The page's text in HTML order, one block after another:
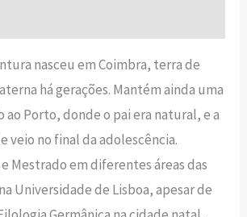
nasceu em Coimbra, terra de
há gerações. Mantém ainda uma
ao Porto, donde o pai era natural, e a
veio no final da adolescência.
Mestrado em diferentes áreas das
Universidade de Lisboa, apesar de